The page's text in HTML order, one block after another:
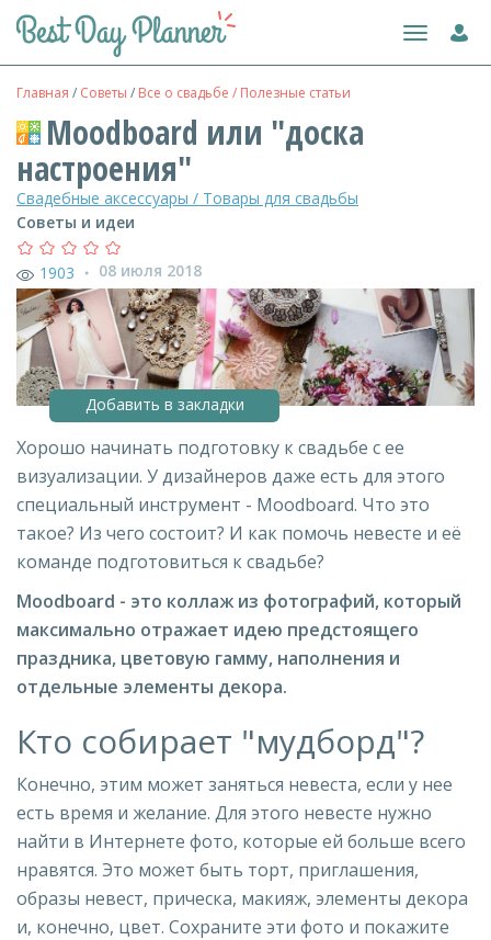
Toggle
Главная / Советы / Все о свадьбе / Полезные статьи
Moodboard или "доска
настроения"
Свадебные аксессуары / Товары для свадьбы
Советы и идеи
1903 ● 08 июля 2018
Добавить в закладки
Хорошо начинать подготовку к свадьбе с ее
визуализации. У дизайнеров даже есть для этого
специальный инструмент - Moodboard. Что это
такое? Из чего состоит? И как помочь невесте и её
команде подготовиться к свадьбе?
Moodboard - это коллаж из фотографий, который
максимально отражает идею предстоящего
праздника, цветовую гамму, наполнения и
отдельные элементы декора.
Кто собирает "мудборд"?
Конечно, этим может заняться невеста, если у нее
есть время и желание. Для этого невесте нужно
найти в Интернете фото, которые ей больше всего
нравятся. Это может быть торт, приглашения,
образы невест, прическа, макияж, элементы декора
и, конечно, цвет. Сохраните эти фото и покажите